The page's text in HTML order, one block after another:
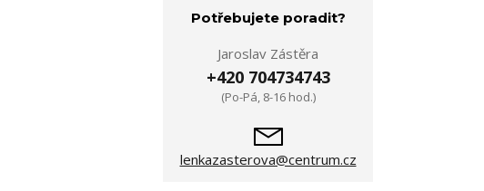
Potřebujete poradit?
Jaroslav Zástěra
+420 704734743
(Po-Pá, 8-16 hod.)
lenkazasterova@centrum.cz